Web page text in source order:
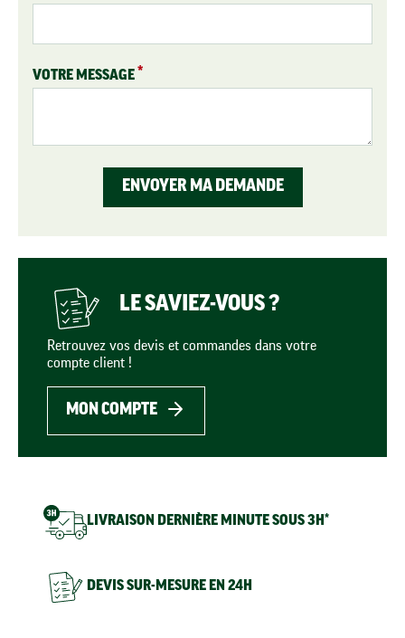
LE SAVIEZ-VOUS ?
Retrouvez vos devis et commandes dans votre
compte client !
MON COMPTE
VOTRE MESSAGE
ENVOYER MA DEMANDE
LIVRAISON DERNIÈRE MINUTE SOUS 3H*
DEVIS SUR-MESURE EN 24H